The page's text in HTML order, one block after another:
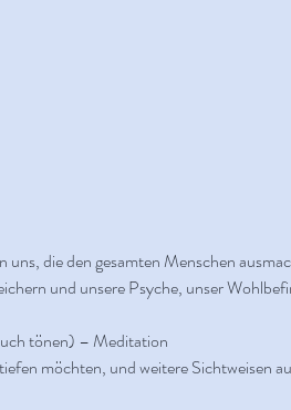
die den gesamten Menschen
und unsere Psyche, unser
tönen) – Meditation
möchten, und weitere Sichtweisen